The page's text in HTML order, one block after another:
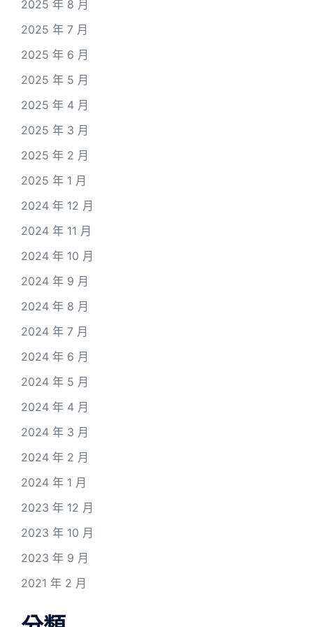
2025 年 8 月
2025 年 7 月
2025 年 6 月
2025 年 5 月
2025 年 4 月
2025 年 3 月
2025 年 2 月
2025 年 1 月
2024 年 12 月
2024 年 11 月
2024 年 10 月
2024 年 9 月
2024 年 8 月
2024 年 7 月
2024 年 6 月
2024 年 5 月
2024 年 4 月
2024 年 3 月
2024 年 2 月
2024 年 1 月
2023 年 12 月
2023 年 10 月
2023 年 9 月
2021 年 2 月